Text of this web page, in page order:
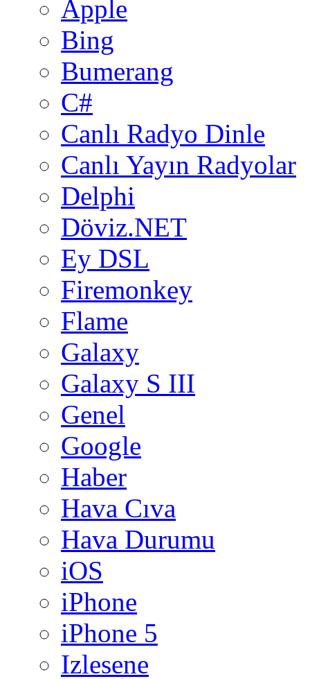
Apple
Bing
Bumerang
C#
Canlı Radyo Dinle
Canlı Yayın Radyolar
Delphi
Döviz.NET
Ey DSL
Firemonkey
Flame
Galaxy
Galaxy S III
Genel
Google
Haber
Hava Cıva
Hava Durumu
iOS
iPhone
iPhone 5
Izlesene